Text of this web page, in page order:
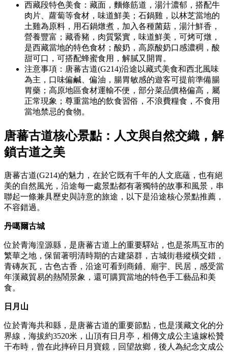
西藏段特色美食：藏面，麵條筋道，湯汁濃郁，搭配牛
肉片、蘿蔔等食材，味道鮮美；石鍋雞，以林芝當地的
土雞為原料，用石鍋燉煮，加入各種菌菇，湯汁鮮香，
營養豐富；藏香豬，肉質緊實，味道鮮美，可烤可燉，
是西藏當地的特色食材；酸奶，高原酸奶口感濃稠，酸
甜可口，可搭配蜂蜜食用，解膩又開胃。
注意事項：唐蕃古道(G214)沿途以藏式美食和西北風味
為主，口味偏鹹、偏油，腸胃敏感的遊客可提前準備腸
胃藥；高原地區食材運輸不便，部分菜品價格偏高，屬
正常現象；尊重當地的飲食習俗，不浪費糧食，不食用
當地禁忌的食物。
唐蕃古道核心景點：人文與自然交織，解
鎖古道之美
唐蕃古道(G214)的魅力，在於它既有千年的人文底蘊，也有絕
美的自然風光，沿途每一處景點都有著獨特的故事和風景，串
聯起一條兼具歷史與詩意的旅途，以下是沿途核心景點推薦，
不容錯過。
丹噶爾古城
位於青海湟源縣，是唐蕃古道上的重要驛站，也是茶馬互市的
繁華之地，保留著明清時期的古建築群，古城街巷縱橫交錯，
青磚灰瓦，古色古香，沿途可看到商鋪、廟宇、民居，感受當
年漢藏貿易的熱鬧景象，還可購買當地的特色手工藝品和美
食。
日月山
位於青海共和縣，是唐蕃古道的重要節點，也是漢藏文化的分
界線，海拔約3520米，山頂有日月亭，相傳文成公主遠嫁松贊
干布時，曾在此摔碎日月寶鏡，回望故鄉，後人為紀念文成公